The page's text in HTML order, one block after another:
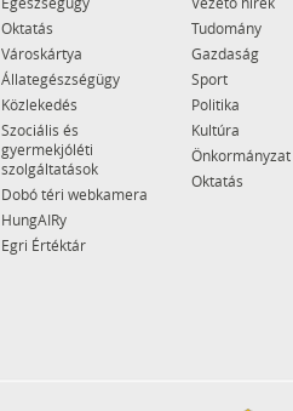
Oktatás
Városkártya
Állategészségügy
Közlekedés
Szociális és
gyermekjóléti
szolgáltatások
Dobó téri webkamera
HungAIRy
Egri Értéktár
Tudomány
Gazdaság
Sport
Politika
Kultúra
Önkormányzat
Oktatás